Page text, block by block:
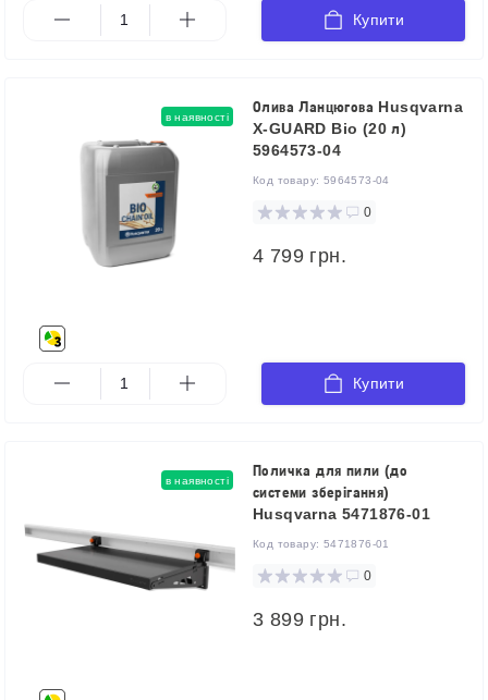
Купити
в наявності
Олива Ланцюгова Husqvarna
X-GUARD Bio (20 л)
5964573-04
Код товару: 5964573-04
0
4 799 грн.
Купити
в наявності
Поличка для пили (до
системи зберігання)
Husqvarna 5471876-01
Код товару: 5471876-01
0
3 899 грн.